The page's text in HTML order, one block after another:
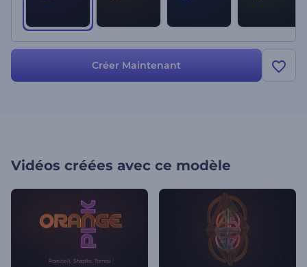
Créer Maintenant
Vidéos créées avec ce modèle